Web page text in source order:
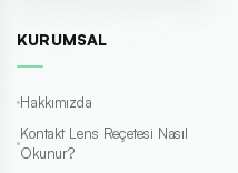
KURUMSAL
Hakkımızda
Kontakt Lens Reçetesi Nasıl
Okunur?